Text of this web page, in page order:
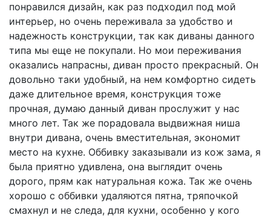
понравился дизайн, как раз подходил под мой
интерьер, но очень переживала за удобство и
надежность конструкции, так как диваны данного
типа мы еще не покупали. Но мои переживания
оказались напрасны, диван просто прекрасный. Он
довольно таки удобный, на нем комфортно сидеть
даже длительное время, конструкция тоже
прочная, думаю данный диван прослужит у нас
много лет. Так же порадовала выдвижная ниша
внутри дивана, очень вместительная, экономит
место на кухне. Оббивку заказывали из кож зама, я
была приятно удивлена, она выглядит очень
дорого, прям как натуральная кожа. Так же очень
хорошо с оббивки удаляются пятна, тряпочкой
смахнул и не следа, для кухни, особенно у кого